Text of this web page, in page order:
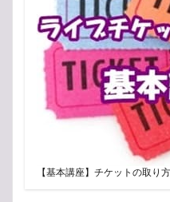
【基本講座】チケットの取り